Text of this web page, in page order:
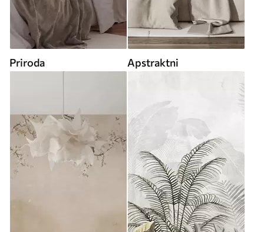
Priroda Apstraktni